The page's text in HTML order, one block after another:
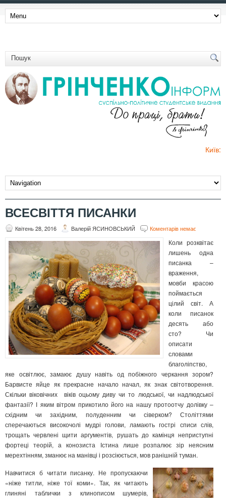
Київ:
ВСЕСВІТТЯ ПИСАНКИ
Квітень 28, 2016 Валерій ЯСИНОВСЬКИЙ Коментарів немає
Коли розквітає
лишень одна
писанка –
враження,
мовби красою
поймається
цілий світ. А
коли писанок
десять або
сто? Чи
описати
словами
благоліпство,
яке освітлює, замаює душу навіть од побіжного черкання зором?
Барвисте яйце як прекрасне начало начал, як знак світотворення.
Скільки віковічних віків оцьому диву чи то людської, чи надлюдської
фантазії? І яким вітром прикотило його на нашу протоотчу долівку –
східним чи західним, полуденним чи сіверком? Століттями
сперечаються високочолі мудрі голови, ламають гострі списи слів,
трощать червлені щити аргументів, рушать до камінця неприступні
фортеці теорій, а конозиста Істина лише розпалює зір неясним
мерехтінням, зманює на манівці і розсіюється, мов ранішній туман.
Навчитися б читати писанку. Не пропускаючи
«ніже титли, ніже тої коми». Так, як читають
глиняні таблички з клинописом шумерів,